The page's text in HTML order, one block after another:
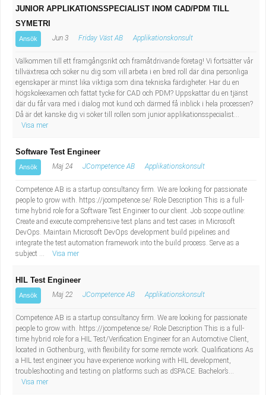
JUNIOR APPLIKATIONSSPECIALIST INOM CAD/PDM TILL
SYMETRI
Ansök Jun 3 Friday Väst AB Applikationskonsult
Välkommen till ett framgångsrikt och framåtdrivande företag! Vi fortsätter vår
tillväxtresa och söker nu dig som vill arbeta i en bred roll där dina personliga
egenskaper är minst lika viktiga som dina tekniska färdigheter. Har du en
högskoleexamen och fattat tycke för CAD och PDM? Uppskattar du en tjänst
där du får vara med i dialog mot kund och därmed få inblick i hela processen?
Då är det kanske dig vi söker till rollen som junior applikationsspecialist...
Visa mer
Software Test Engineer
Ansök Maj 24 JCompetence AB Applikationskonsult
Competence AB is a startup consultancy firm. We are looking for passionate
people to grow with. https://jcompetence.se/ Role Description This is a full-
time hybrid role for a Software Test Engineer to our client. Job scope outline:
Create and execute comprehensive test plans and test cases in Microsoft
DevOps. Maintain Microsoft DevOps development build pipelines and
integrate the test automation framework into the build process. Serve as a
subject ...
Visa mer
HIL Test Engineer
Ansök Maj 22 JCompetence AB Applikationskonsult
Competence AB is a startup consultancy firm. We are looking for passionate
people to grow with. https://jcompetence.se/ Role Description This is a full-
time hybrid role for a HIL Test/Verification Engineer for an Automotive Client,
located in Gothenburg, with flexibility for some remote work. Qualifications As
a HIL test engineer you have experience working with HIL development,
troubleshooting and testing on platforms such as dSPACE. Bachelor’s...
Visa mer